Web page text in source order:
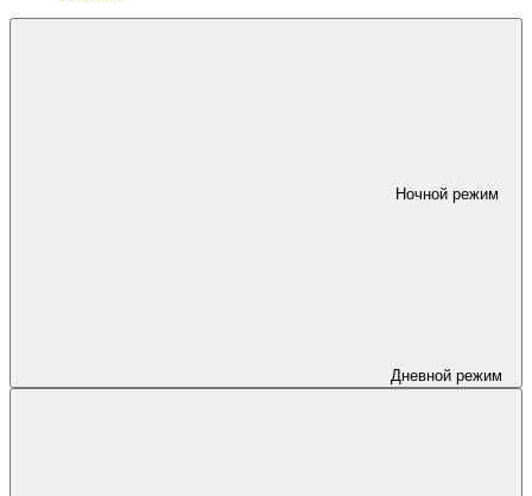
Ночной режим
Дневной режим